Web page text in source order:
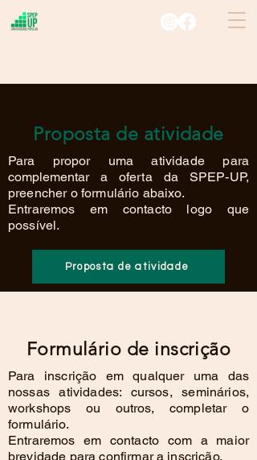
Proposta de atividade
Para proporuma atividade para
complementara oferta da SPEP-UP,
preencher o formulário abaixo.
Entraremos em contacto logo que
possível.
Proposta de atividade
Formulário de inscrição
Para inscrição em qualquer uma das
nossas atividades: cursos, seminários,
workshops ou outros, completar o
formulário.
Entraremos em contacto com a maior
brevidade para confirmar a inscrição.